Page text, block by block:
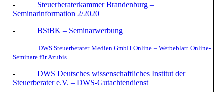
- Steuerberaterkammer Brandenburg –
Seminarinformation 2/2020
- BStBK – Seminarwerbung
-
DWS Steuerberater Medien GmbH Online – Werbeblatt Online-
Seminare für Azubis
- DWS Deutsches wissenschaftliches Institut der
Steuerberater e.V. – DWS-Gutachtendienst